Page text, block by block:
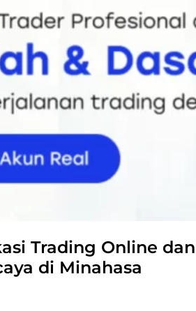
Trading Online dan
di Minahasa